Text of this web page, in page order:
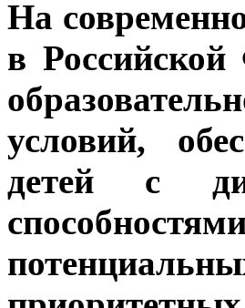
На
в
условий,
детей с